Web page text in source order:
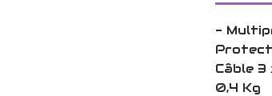
-
Câble 3
0,4 Kg